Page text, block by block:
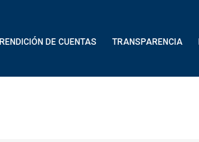
RENDICIÓN DE CUENTAS TRANSPARENCIA